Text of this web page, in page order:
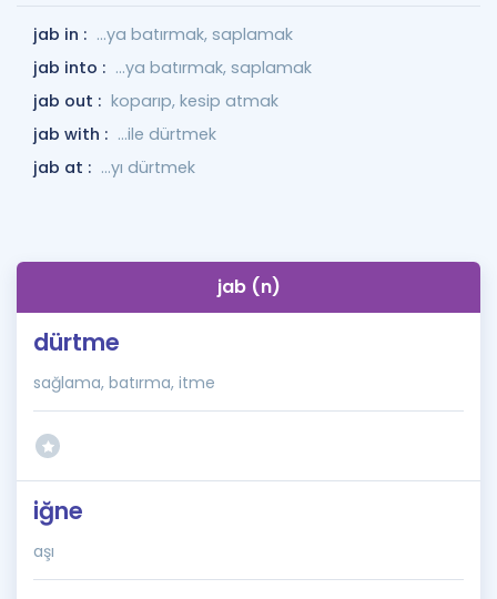
jab in : ...ya batırmak, saplamak
jab into : ...ya batırmak, saplamak
jab out : koparıp, kesip atmak
jab with : ...ile dürtmek
jab at : ...yı dürtmek
jab (n)
dürtme
sağlama, batırma, itme
iğne
aşı